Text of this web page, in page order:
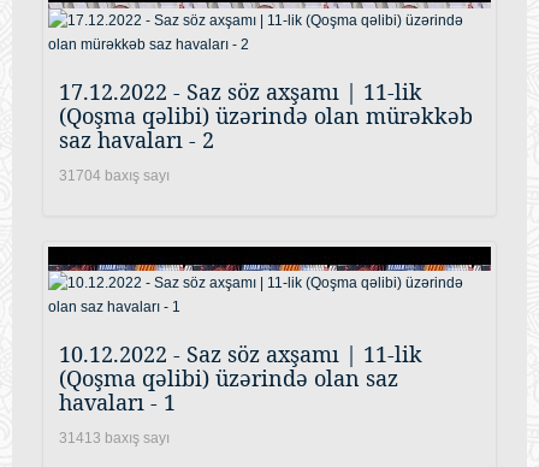
17.12.2022 - Saz söz axşamı | 11-lik
(Qoşma qəlibi) üzərində olan mürəkkəb
saz havaları - 2
31704 baxış sayı
10.12.2022 - Saz söz axşamı | 11-lik
(Qoşma qəlibi) üzərində olan saz
havaları - 1
31413 baxış sayı